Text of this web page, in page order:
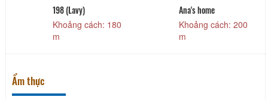
198 (Lavy)
Khoảng cách: 180
m
Ana's home
Khoảng cách: 200
m
Ẩm thực